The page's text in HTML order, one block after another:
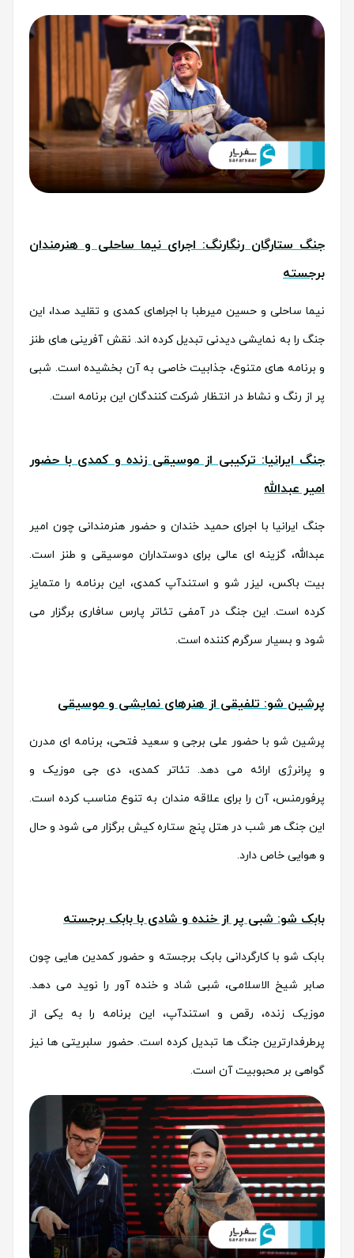
جنگ ستارگان رنگارنگ: اجرای نیما ساحلی و هنرمندان
برجسته
نیما ساحلی و حسین میرطبا با اجراهای کمدی و تقلید صدا، این
جنگ را به نمایشی دیدنی تبدیل کرده اند. نقش آفرینی های طنز
و برنامه های متنوع، جذابیت خاصی به آن بخشیده است. شبی
پر از رنگ و نشاط در انتظار شرکت کنندگان این برنامه است.
جنگ ایرانیا: ترکیبی از موسیقی زنده و کمدی با حضور
امیر عبدالله
جنگ ایرانیا با اجرای حمید خندان و حضور هنرمندانی چون امیر
عبدالله، گزینه ای عالی برای دوستداران موسیقی و طنز است.
بیت باکس، لیزر شو و استندآپ کمدی، این برنامه را متمایز
کرده است. این جنگ در آمفی تئاتر پارس سافاری برگزار می
شود و بسیار سرگرم کننده است.
پرشین شو: تلفیقی از هنرهای نمایشی و موسیقی
پرشین شو با حضور علی برجی و سعید فتحی، برنامه ای مدرن
و پرانرژی ارائه می دهد. تئاتر کمدی، دی جی موزیک و
پرفورمنس، آن را برای علاقه مندان به تنوع مناسب کرده است.
این جنگ هر شب در هتل پنج ستاره کیش برگزار می شود و حال
و هوایی خاص دارد.
بابک شو: شبی پر از خنده و شادی با بابک برجسته
بابک شو با کارگردانی بابک برجسته و حضور کمدین هایی چون
صابر شیخ الاسلامی، شبی شاد و خنده آور را نوید می دهد.
موزیک زنده، رقص و استندآپ، این برنامه را به یکی از
پرطرفدارترین جنگ ها تبدیل کرده است. حضور سلبریتی ها نیز
گواهی بر محبوبیت آن است.